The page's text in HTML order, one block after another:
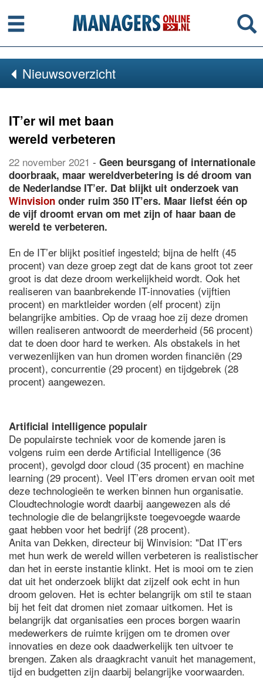
Menu
Nieuwsoverzicht
IT’er wil met baan
wereld verbeteren
22 november 2021 - Geen beursgang of internationale
doorbraak, maar wereldverbetering is dé droom van
de Nederlandse IT’er. Dat blijkt uit onderzoek van
Winvision onder ruim 350 IT’ers. Maar liefst één op
de vijf droomt ervan om met zijn of haar baan de
wereld te verbeteren.
En de IT’er blijkt positief ingesteld; bijna de helft (45
procent) van deze groep zegt dat de kans groot tot zeer
groot is dat deze droom werkelijkheid wordt. Ook het
realiseren van baanbrekende IT-innovaties (vijftien
procent) en marktleider worden (elf procent) zijn
belangrijke ambities. Op de vraag hoe zij deze dromen
willen realiseren antwoordt de meerderheid (56 procent)
dat te doen door hard te werken. Als obstakels in het
verwezenlijken van hun dromen worden financiën (29
procent), concurrentie (29 procent) en tijdgebrek (28
procent) aangewezen.
Artificial intelligence populair
De populairste techniek voor de komende jaren is
volgens ruim een derde Artificial Intelligence (36
procent), gevolgd door cloud (35 procent) en machine
learning (29 procent). Veel IT’ers dromen ervan ooit met
deze technologieën te werken binnen hun organisatie.
Cloudtechnologie wordt daarbij aangewezen als dé
technologie die de belangrijkste toegevoegde waarde
gaat hebben voor het bedrijf (28 procent).
Anita van Dekken, directeur bij Winvision: "Dat IT’ers
met hun werk de wereld willen verbeteren is realistischer
dan het in eerste instantie klinkt. Het is mooi om te zien
dat uit het onderzoek blijkt dat zijzelf ook echt in hun
droom geloven. Het is echter belangrijk om stil te staan
bij het feit dat dromen niet zomaar uitkomen. Het is
belangrijk dat organisaties een proces borgen waarin
medewerkers de ruimte krijgen om te dromen over
innovaties en deze ook daadwerkelijk ten uitvoer te
brengen. Zaken als draagkracht vanuit het management,
tijd en budgetten zijn daarbij belangrijke voorwaarden.